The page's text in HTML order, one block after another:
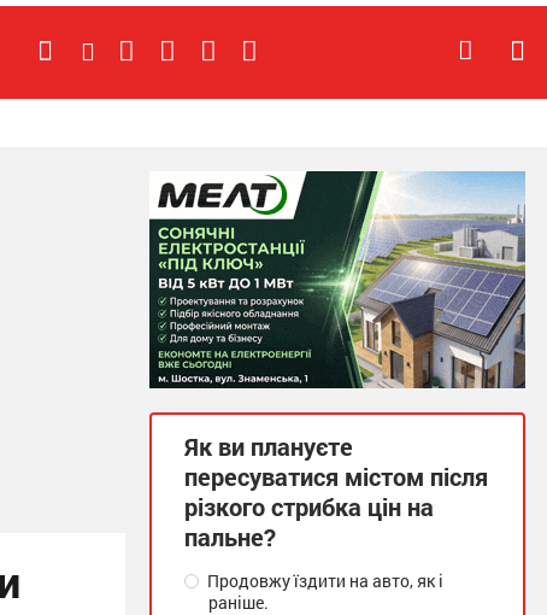
Як ви плануєте
пересуватися містом після
різкого стрибка цін на
пальне?
Продовжу їздити на авто, як і
раніше.